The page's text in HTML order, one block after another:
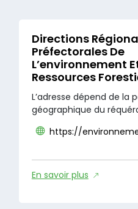
Directions
Préfectorales De
L’environnement
Ressources
L’adresse dépend de la
géographique du
https://
En savoir plus